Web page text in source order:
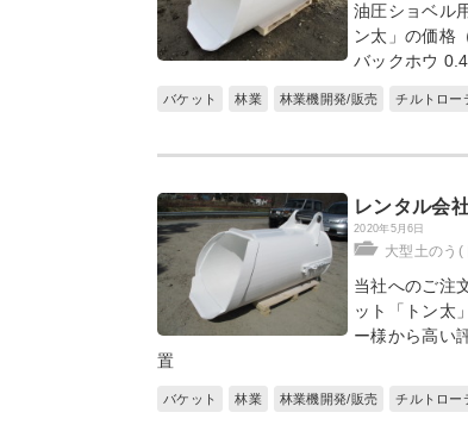
油圧ショベル
ン太」の価格
バックホウ
バケット 林業 林業機開発/販売 チルトロー
レンタル会
2020年5月6日
大型土のう(
当社へのご注
ット「トン太
ー様から高い
置
バケット 林業 林業機開発/販売 チルトロー